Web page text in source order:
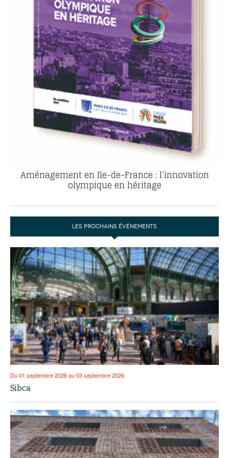
Aménagement en Ile-de-France : l’innovation
olympique en héritage
LES PROCHAINS ÉVÉNEMENTS
Du 01 septembre 2026 au 03 septembre 2026
Sibca